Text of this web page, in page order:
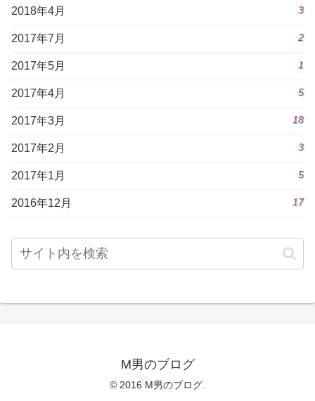
2018年4月 3
2017年7月 2
2017年5月 1
2017年4月 5
2017年3月 18
2017年2月 3
2017年1月 5
2016年12月 17
M男のブログ
© 2016 M男のブログ.